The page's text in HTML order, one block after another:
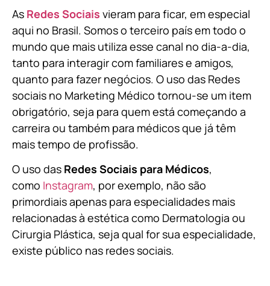
As Redes Sociais vieram para ficar, em especial
aqui no Brasil. Somos o terceiro país em todo o
mundo que mais utiliza esse canal no dia-a-dia,
tanto para interagir com familiares e amigos,
quanto para fazer negócios. O uso das Redes
sociais no Marketing Médico tornou-se um item
obrigatório, seja para quem está começando a
carreira ou também para médicos que já têm
mais tempo de profissão.
O uso das Redes Sociais para Médicos,
como Instagram, por exemplo, não são
primordiais apenas para especialidades mais
relacionadas à estética como Dermatologia ou
Cirurgia Plástica, seja qual for sua especialidade,
existe público nas redes sociais.